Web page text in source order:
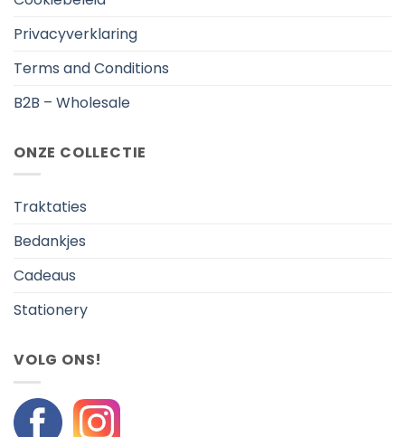
Privacyverklaring
Terms and Conditions
B2B – Wholesale
ONZE COLLECTIE
Traktaties
Bedankjes
Cadeaus
Stationery
VOLG ONS!